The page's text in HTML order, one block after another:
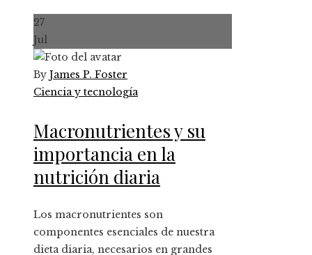
27
Jul
By James P. Foster
Ciencia y tecnología
Macronutrientes y su
importancia en la
nutrición diaria
Los macronutrientes son
componentes esenciales de nuestra
dieta diaria, necesarios en grandes